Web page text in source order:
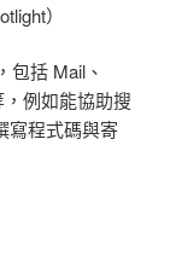
）
包括 Mail、
例如能協助搜
寫程式碼與寄